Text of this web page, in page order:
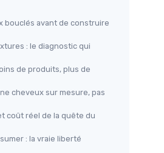
bouclés avant de construire
: le diagnostic qui
de produits, plus de
cheveux sur mesure, pas
coût réel de la quête du
: la vraie liberté